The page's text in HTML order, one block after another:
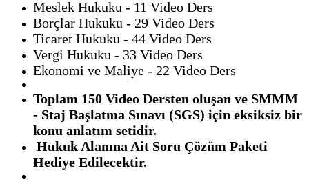
Meslek Hukuku - 11 Video Ders
Borçlar Hukuku - 29 Video Ders
Ticaret Hukuku - 44 Video Ders
Vergi Hukuku - 33 Video Ders
Ekonomi ve Maliye - 22 Video Ders
Toplam 150 Video Dersten oluşan ve SMMM
- Staj Başlatma Sınavı (SGS) için eksiksiz bir
konu anlatım setidir.
Hukuk Alanına Ait Soru Çözüm Paketi
Hediye Edilecektir.